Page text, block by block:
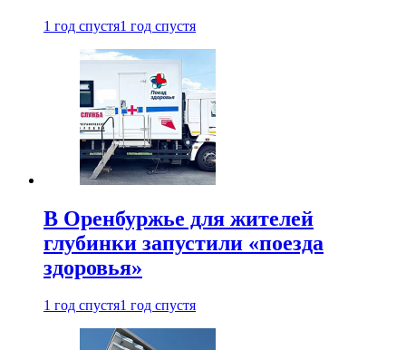
1 год спустя1 год спустя
В Оренбуржье для жителей
глубинки запустили «поезда
здоровья»
1 год спустя1 год спустя